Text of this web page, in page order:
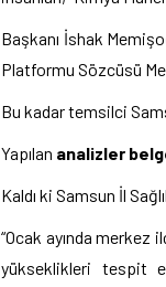
Başkanı İshak
Platformu Sözcüsü
Bu kadar temsilci
Yapılan analizler
Kaldı ki Samsun İl
“Ocak ayında
yükseklikleri tespit